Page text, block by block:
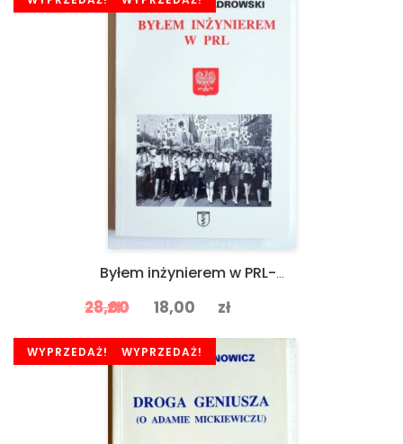
Byłem inżynierem w PRL-u ANDRZEJ SOŁDROWSKI
zł
28,00 Original price was: zł28,00.
zł
18,00 Current price is: zł18,00.
SALE
WYPRZEDAŻ!
SALE
WYPRZEDAŻ!